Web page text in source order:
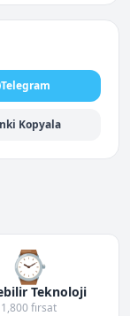
Telegram
Kopyala
⌚
Teknoloji
1,800 fırsat